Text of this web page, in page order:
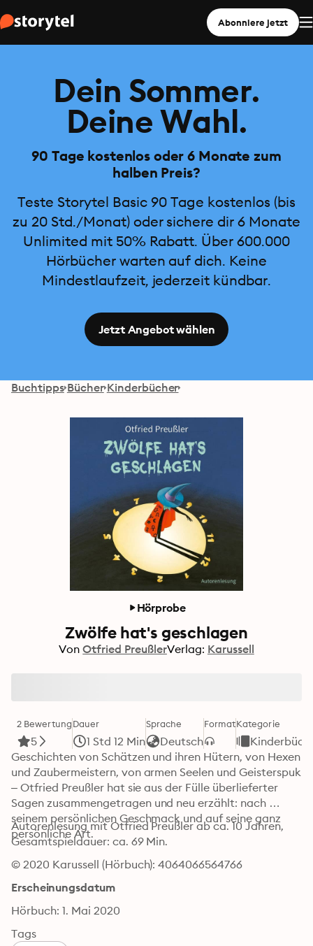
Abonniere jetzt
Dein Sommer.
Deine Wahl.
90 Tage kostenlos oder 6 Monate zum
halben Preis?
Teste Storytel Basic 90 Tage kostenlos (bis
zu 20 Std./Monat) oder sichere dir 6 Monate
Unlimited mit 50% Rabatt. Über 600.000
Hörbücher warten auf dich. Keine
Mindestlaufzeit, jederzeit kündbar.
Jetzt Angebot wählen
Buchtipps Bücher Kinderbücher
Hörprobe
Zwölfe hat's geschlagen
Von Otfried PreußlerVerlag: Karussell
2 Bewertung
5
Dauer
1 Std 12 Min
Sprache
Deutsch
FormatKategorie
Geschichten von Schätzen und ihren Hütern, von Hexen
und Zaubermeistern, von armen Seelen und Geisterspuk
– Otfried Preußler hat sie aus der Fülle überlieferter
Sagen zusammengetragen und neu erzählt: nach
seinem persönlichen Geschmack und auf seine ganz
persönliche Art.
Autorenlesung mit Otfried Preußler ab ca. 10 Jahren,
Gesamtspieldauer: ca. 69 Min.
© 2020 Karussell (Hörbuch): 4064066564766
Erscheinungsdatum
Hörbuch: 1. Mai 2020
Tags